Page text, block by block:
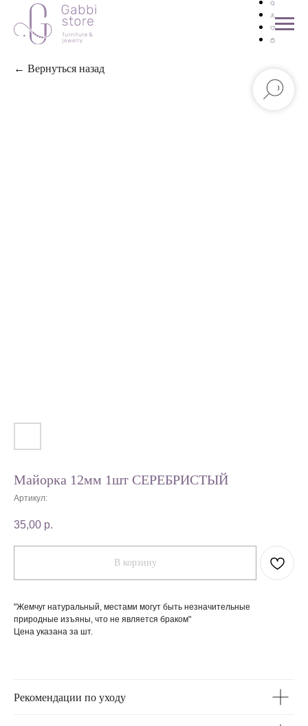
← Вернуться назад
Майорка 12мм 1шт СЕРЕБРИСТЫЙ
Артикул:
35,00 р.
В корзину
"Жемчуг натуральный, местами могут быть незначительные
природные изъяны, что не является браком"
Цена указана за шт.
Рекомендации по уходу